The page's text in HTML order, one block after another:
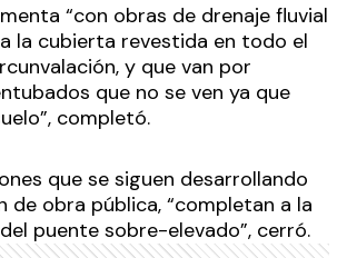
“con obras de drenaje fluvial
la cubierta revestida en todo el
y que van por
que no se ven ya que
completó.
que se siguen desarrollando
de obra pública, “completan a la
puente sobre-elevado”, cerró.